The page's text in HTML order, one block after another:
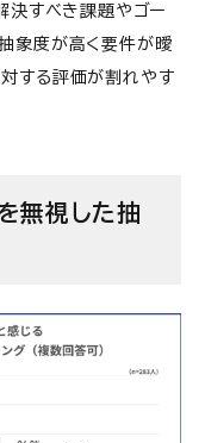
決すべき課題やゴー
象度が高く要件が曖
する評価が割れやす
無視した抽